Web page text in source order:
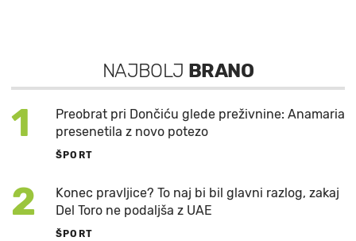
NAJBOLJ BRANO
1
Preobrat pri Dončiću glede preživnine: Anamaria
presenetila z novo potezo
ŠPORT
2
Konec pravljice? To naj bi bil glavni razlog, zakaj
Del Toro ne podaljša z UAE
ŠPORT